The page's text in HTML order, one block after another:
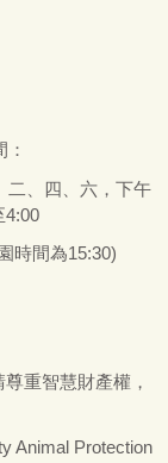
二、四、六，下午
4:00
時間為15:30)
重智慧財產權，
Animal Protection